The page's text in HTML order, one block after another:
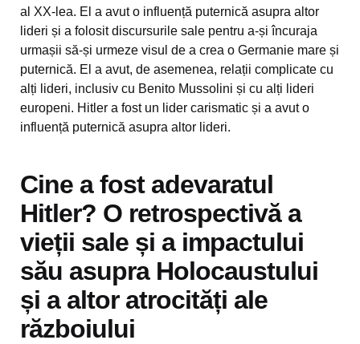
al XX-lea. El a avut o influență puternică asupra altor
lideri și a folosit discursurile sale pentru a-și încuraja
urmașii să-și urmeze visul de a crea o Germanie mare și
puternică. El a avut, de asemenea, relații complicate cu
alți lideri, inclusiv cu Benito Mussolini și cu alți lideri
europeni. Hitler a fost un lider carismatic și a avut o
influență puternică asupra altor lideri.
Cine a fost adevaratul
Hitler? O retrospectivă a
vieții sale și a impactului
său asupra Holocaustului
și a altor atrocități ale
războiului